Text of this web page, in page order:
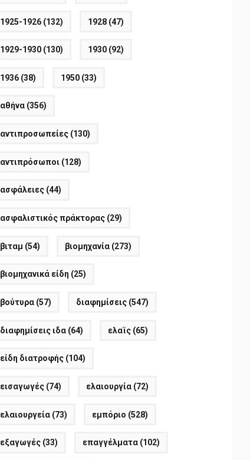
1925-1926 (132) 1928 (47)
1929-1930 (130) 1930 (92)
1936 (38) 1950 (33)
αθήνα (356)
αντιπροσωπείες (130)
αντιπρόσωποι (128)
ασφάλειες (44)
ασφαλιστικός πράκτορας (29)
βιταμ (54) βιομηχανία (273)
βιομηχανικά είδη (25)
βούτυρα (57) διαφημίσεις (547)
διαφημίσεις ιδα (64) ελαϊς (65)
είδη διατροφής (104)
εισαγωγές (74) ελαιουργία (72)
ελαιουργεία (73) εμπόριο (528)
εξαγωγές (33) επαγγέλματα (102)